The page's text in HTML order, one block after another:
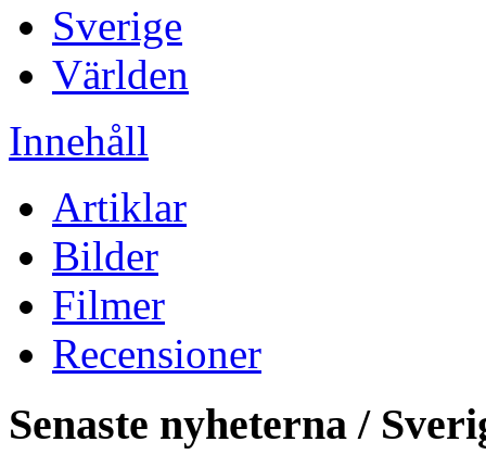
Sverige
Världen
Innehåll
Artiklar
Bilder
Filmer
Recensioner
Senaste nyheterna /